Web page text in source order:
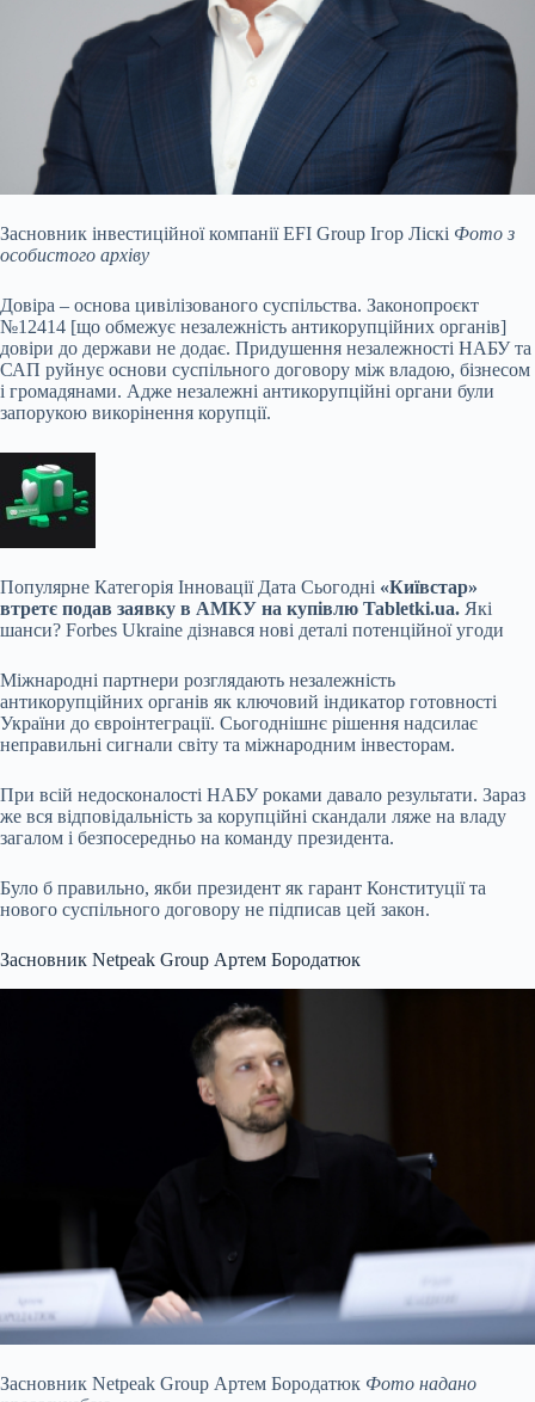
Засновник інвестиційної компанії EFI Group Ігор Ліскі Фото з
особистого архіву
Довіра – основа цивілізованого суспільства. Законопроєкт
№12414 [що обмежує незалежність антикорупційних органів]
довіри до держави не додає. Придушення незалежності НАБУ та
САП руйнує основи суспільного договору між владою, бізнесом
і громадянами. Адже незалежні антикорупційні органи були
запорукою викорінення корупції.
Популярне Категорія Інновації Дата Сьогодні «Київстар»
втретє подав заявку в АМКУ на купівлю Tabletki.ua. Які
шанси? Forbes Ukraіne дізнався нові деталі потенційної угоди
Міжнародні партнери розглядають незалежність
антикорупційних органів як ключовий індикатор готовності
України до євроінтеграції. Сьогоднішнє рішення надсилає
неправильні сигнали світу та міжнародним інвесторам.
При всій недосконалості НАБУ роками давало результати. Зараз
же вся відповідальність за корупційні скандали ляже на владу
загалом і безпосередньо на команду президента.
Було б правильно, якби президент як гарант Конституції та
нового суспільного договору не підписав цей закон.
Засновник Netpeak Group Артем Бородатюк
Засновник Netpeak Group Артем Бородатюк Фото надано